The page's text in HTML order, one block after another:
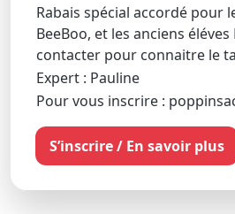
Rabais spécial accordé pour
BeeBoo, et les anciens éléves
contacter pour connaitre le
Expert : Pauline
Pour vous inscrire :
S’inscrire / En savoir plus